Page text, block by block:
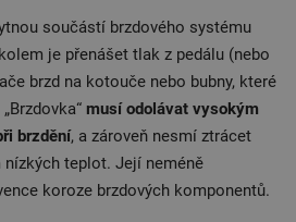
součástí brzdového systému
je přenášet tlak z pedálu (nebo
brzd na kotouče nebo bubny, které
musí odolávat vysokým
brzdění, a zároveň nesmí ztrácet
teplot. Její neméně
koroze brzdových komponentů.